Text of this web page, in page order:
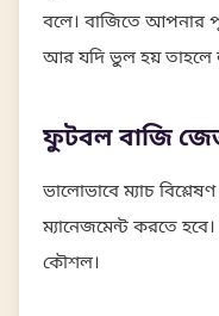
বলে। বাজিতে আপনার
আর যদি ভুল হয় তাহলে
ফুটবল বাজি
ভালোভাবে ম্যাচ
ম্যানেজমেন্ট করতে
কৌশল।